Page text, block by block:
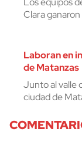
Clara
Laboran en
de Matanzas
Junto al valle
ciudad de